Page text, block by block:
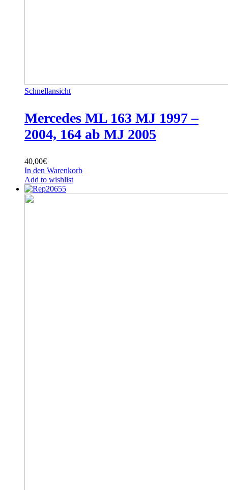
Schnellansicht
Mercedes ML 163 MJ 1997 –
2004, 164 ab MJ 2005
40,00€
In den Warenkorb
Add to wishlist